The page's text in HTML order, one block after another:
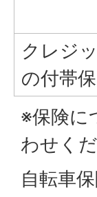
クレジ
の付帯
※保険に
わせくだ
自転車